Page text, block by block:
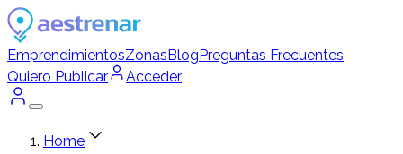
EmprendimientosZonasBlogPreguntas Frecuentes
Quiero Publicar
Acceder
Home